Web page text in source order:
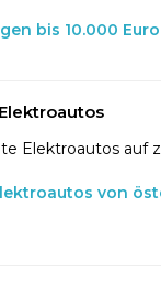
bis 10.000 Euro
Elektroautos auf
von